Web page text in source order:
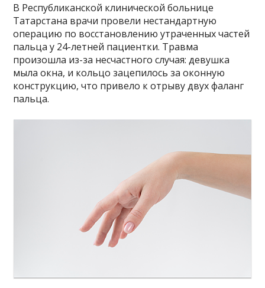
В Республиканской клинической больнице
Татарстана врачи провели нестандартную
операцию по восстановлению утраченных частей
пальца у 24-летней пациентки. Травма
произошла из-за несчастного случая: девушка
мыла окна, и кольцо зацепилось за оконную
конструкцию, что привело к отрыву двух фаланг
пальца.